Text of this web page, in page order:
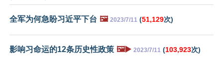
全军为何急盼习近平下台 🖼️ 2023/7/11 (51,129次)
影响习命运的12条历史性政策 🖼️▶️ 2023/7/11 (103,923次)